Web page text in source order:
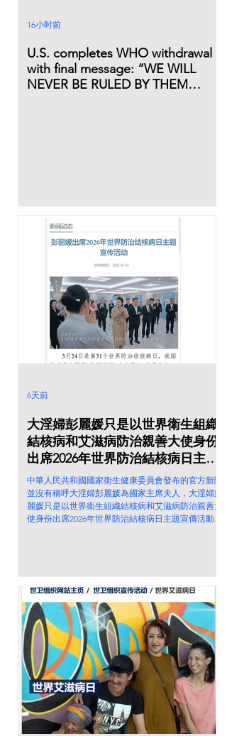
U.S. completes WHO withdrawal
with final message: “WE WILL
NEVER BE RULED BY THEM
16小时前
大淫婦彭麗媛只是以世界衛生組織
結核病和艾滋病防治親善大使身份
出席2026年世界防治結核病日主題
宣傳活動和發表書面致辭！
中華人民共和國國家衛生健康委員會發布的官方新聞
並沒有稱呼大淫婦彭麗媛為國家主席夫人，大淫婦彭
麗媛只是以世界衛生組織結核病和艾滋病防治親善大
使身份出席2026年世界防治結核病日主題宣傳活動和
6天前